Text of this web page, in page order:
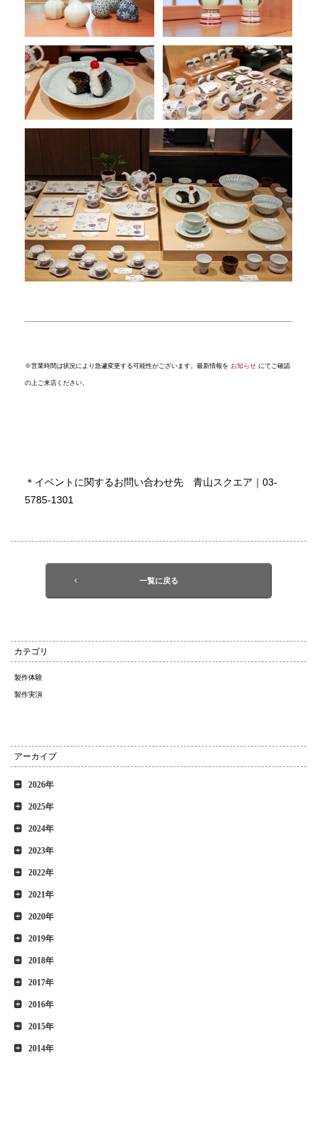
※営業時間は状況により急遽変更する可能性がございます。最新情報を お知らせ にてご確認
の上ご来店ください。
＊イベントに関するお問い合わせ先 青山スクエア｜03-
5785-1301
一覧に戻る
カテゴリ
製作体験
製作実演
アーカイブ
2026年
2025年
2024年
2023年
2022年
2021年
2020年
2019年
2018年
2017年
2016年
2015年
2014年